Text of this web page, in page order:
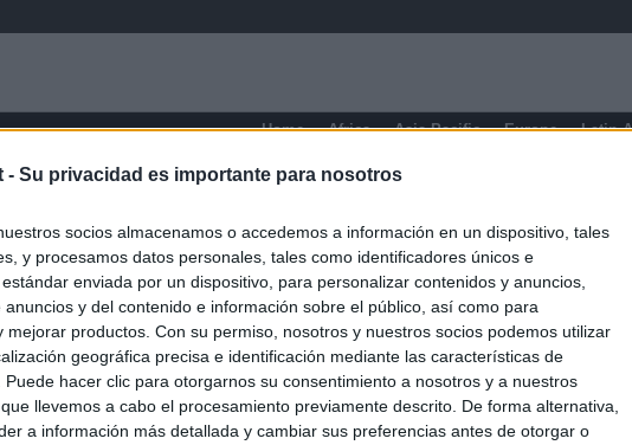
- Su privacidad es importante para nosotros
socios almacenamos o accedemos a información en un dispositivo, tales
y procesamos datos personales, tales como identificadores únicos e
enviada por un dispositivo, para personalizar contenidos y anuncios,
anuncios y del contenido e información sobre el público, así como para
mejorar productos. Con su permiso, nosotros y nuestros socios podemos utilizar
geográfica precisa e identificación mediante las características de
Puede hacer clic para otorgarnos su consentimiento a nosotros y a nuestros
llevemos a cabo el procesamiento previamente descrito. De forma alternativa,
a información más detallada y cambiar sus preferencias antes de otorgar o
Home Africa Asia-Pacific Europe Latin
Washington D.C.